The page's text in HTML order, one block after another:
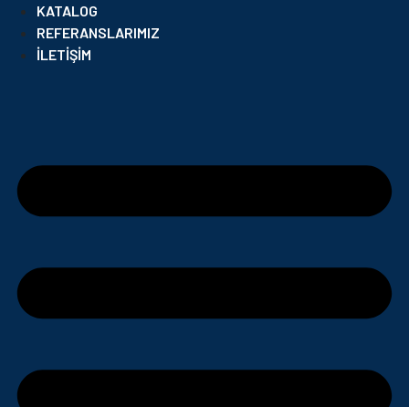
KATALOG
REFERANSLARIMIZ
İLETIŞIM